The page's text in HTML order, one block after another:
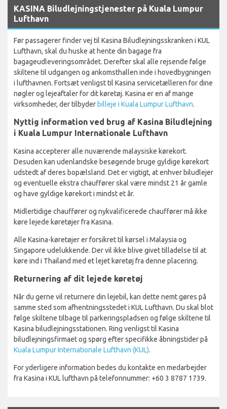
KASINA Biludlejningstjenester på Kuala Lumpur
Lufthavn
Før passagerer finder vej til Kasina Biludlejningsskranken i KUL
Lufthavn, skal du huske at hente din bagage fra
bagageudleveringsområdet. Derefter skal alle rejsende følge
skiltene til udgangen og ankomsthallen inde i hovedbygningen
i lufthavnen. Fortsæt venligst til Kasina servicetælleren for dine
nøgler og lejeaftaler for dit køretøj. Kasina er en af mange
virksomheder, der tilbyderbilleje i Kuala Lumpur Lufthavn.
Nyttig information ved brug af Kasina Biludlejning
i Kuala Lumpur Internationale Lufthavn
Kasina accepterer alle nuværende malaysiske kørekort.
Desuden kan udenlandske besøgende bruge gyldige kørekort
udstedt af deres bopælsland. Det er vigtigt, at enhver biludlejer
og eventuelle ekstra chauffører skal være mindst 21 år gamle
og have gyldige kørekort i mindst et år.
Midlertidige chauffører og nykvalificerede chauffører må ikke
køre lejede køretøjer fra Kasina.
Alle Kasina-køretøjer er forsikret til kørsel i Malaysia og
Singapore udelukkende. Der vil ikke blive givet tilladelse til at
køre ind i Thailand med et lejet køretøj fra denne placering.
Returnering af dit lejede køretøj
Når du gerne vil returnere din lejebil, kan dette nemt gøres på
samme sted som afhentningsstedet i KUL Lufthavn. Du skal blot
følge skiltene tilbage til parkeringspladsen og følge skiltene til
Kasina biludlejningsstationen. Ring venligst til Kasina
biludlejningsfirmaet og spørg efter specifikke åbningstider på
Kuala Lumpur Internationale Lufthavn (KUL).
For yderligere information bedes du kontakte en medarbejder
fra Kasina i KUL lufthavn på telefonnummer: +60 3 8787 1739.